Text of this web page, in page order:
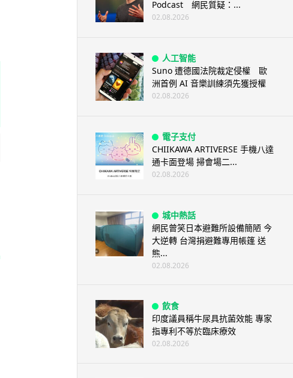
Podcast 網民質疑：...
02.08.2026
人工智能
Suno 遭德國法院裁定侵權 歐
洲首例 AI 音樂訓練須先獲授權
02.08.2026
電子支付
CHIIKAWA ARTIVERSE 手機八達
通卡面登場 掃會場二...
02.08.2026
城中熱話
網民曾笑日本避難所設備簡陋 今
大逆轉 台灣捐避難專用帳篷 送
熊...
02.08.2026
飲食
印度議員稱牛尿具抗菌效能 專家
指專利不等於臨床療效
02.08.2026